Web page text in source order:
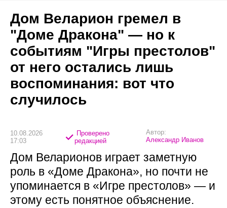
Дом Веларион гремел в
"Доме Дракона" — но к
событиям "Игры престолов"
от него остались лишь
воспоминания: вот что
случилось
10.08.2026
17:03
Проверено
редакцией
Автор:
Александр Иванов
Дом Веларионов играет заметную
роль в «Доме Дракона», но почти не
упоминается в «Игре престолов» — и
этому есть понятное объяснение.